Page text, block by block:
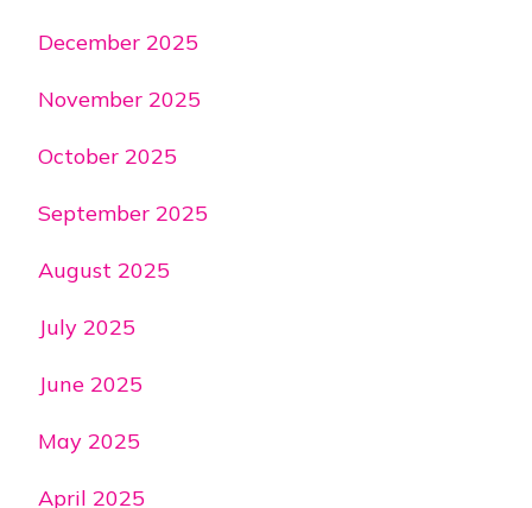
December 2025
November 2025
October 2025
September 2025
August 2025
July 2025
June 2025
May 2025
April 2025